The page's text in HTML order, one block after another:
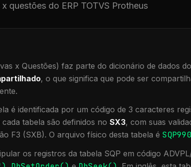
x questões do ERP TOTVS Protheus
x Questões) faz parte do dicionário de dados
, o que significa que pode ser
.
é identificada por um código de 3 caracteres
tabela são definidos no SX3, com suas
F3 (SXB). O arquivo físico desta tabela é SQP990
os registros da tabela SQP em código